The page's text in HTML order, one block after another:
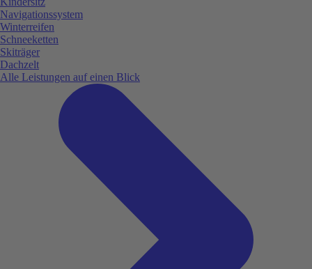
Navigationssystem
Winterreifen
Schneeketten
Skiträger
Dachzelt
Alle Leistungen auf einen Blick